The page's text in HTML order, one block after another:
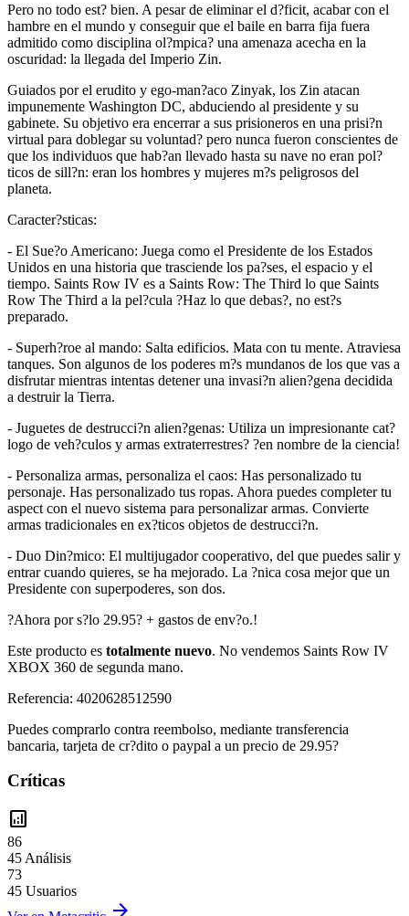
Pero no todo est? bien. A pesar de eliminar el d?ficit, acabar con el
hambre en el mundo y conseguir que el baile en barra fija fuera
admitido como disciplina ol?mpica? una amenaza acecha en la
oscuridad: la llegada del Imperio Zin.
Guiados por el erudito y ego-man?aco Zinyak, los Zin atacan
impunemente Washington DC, abduciendo al presidente y su
gabinete. Su objetivo era encerrar a sus prisioneros en una prisi?n
virtual para doblegar su voluntad? pero nunca fueron conscientes de
que los individuos que hab?an llevado hasta su nave no eran pol?
ticos de sill?n: eran los hombres y mujeres m?s peligrosos del
planeta.
Caracter?sticas:
- El Sue?o Americano: Juega como el Presidente de los Estados
Unidos en una historia que trasciende los pa?ses, el espacio y el
tiempo. Saints Row IV es a Saints Row: The Third lo que Saints
Row The Third a la pel?cula ?Haz lo que debas?, no est?s
preparado.
- Superh?roe al mando: Salta edificios. Mata con tu mente. Atraviesa
tanques. Son algunos de los poderes m?s mundanos de los que vas a
disfrutar mientras intentas detener una invasi?n alien?gena decidida
a destruir la Tierra.
- Juguetes de destrucci?n alien?genas: Utiliza un impresionante cat?
logo de veh?culos y armas extraterrestres? ?en nombre de la ciencia!
- Personaliza armas, personaliza el caos: Has personalizado tu
personaje. Has personalizado tus ropas. Ahora puedes completer tu
aspect con el nuevo sistema para personalizar armas. Convierte
armas tradicionales en ex?ticos objetos de destrucci?n.
- Duo Din?mico: El multijugador cooperativo, del que puedes salir y
entrar cuando quieres, se ha mejorado. La ?nica cosa mejor que un
Presidente con superpoderes, son dos.
?Ahora por s?lo 29.95? + gastos de env?o.!
Este producto es totalmente nuevo. No vendemos Saints Row IV
XBOX 360 de segunda mano.
Referencia: 4020628512590
Puedes comprarlo contra reembolso, mediante transferencia
bancaria, tarjeta de cr?dito o paypal a un precio de 29.95?
Críticas
analytics
86
45 Análisis
73
45 Usuarios
arrow_forward